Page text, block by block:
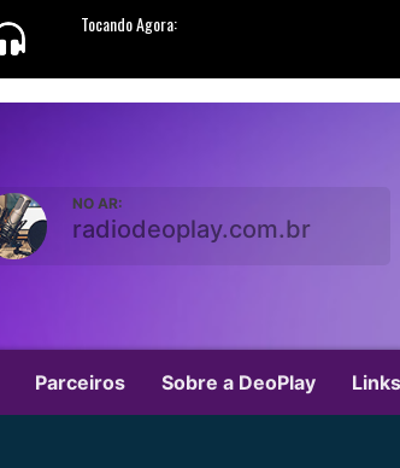
NO AR:
radiodeoplay.com.br
Parceiros Sobre a DeoPlay Links